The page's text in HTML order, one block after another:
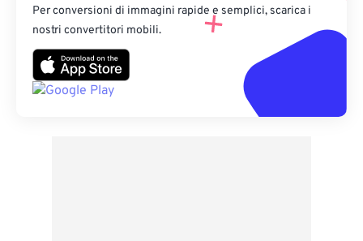
Per conversioni di immagini rapide e semplici, scarica i
nostri convertitori mobili.